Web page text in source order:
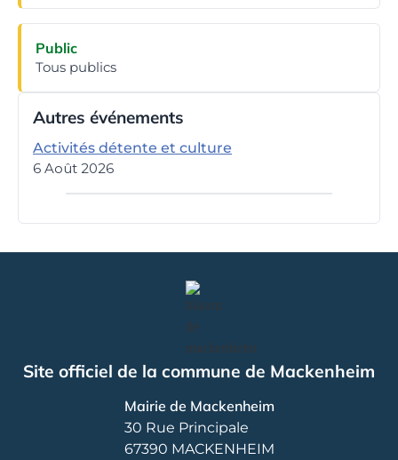
Public
Tous publics
Autres événements
Activités détente et culture
6 Août 2026
Site officiel de la commune de Mackenheim
Mairie de Mackenheim
30 Rue Principale
67390 MACKENHEIM